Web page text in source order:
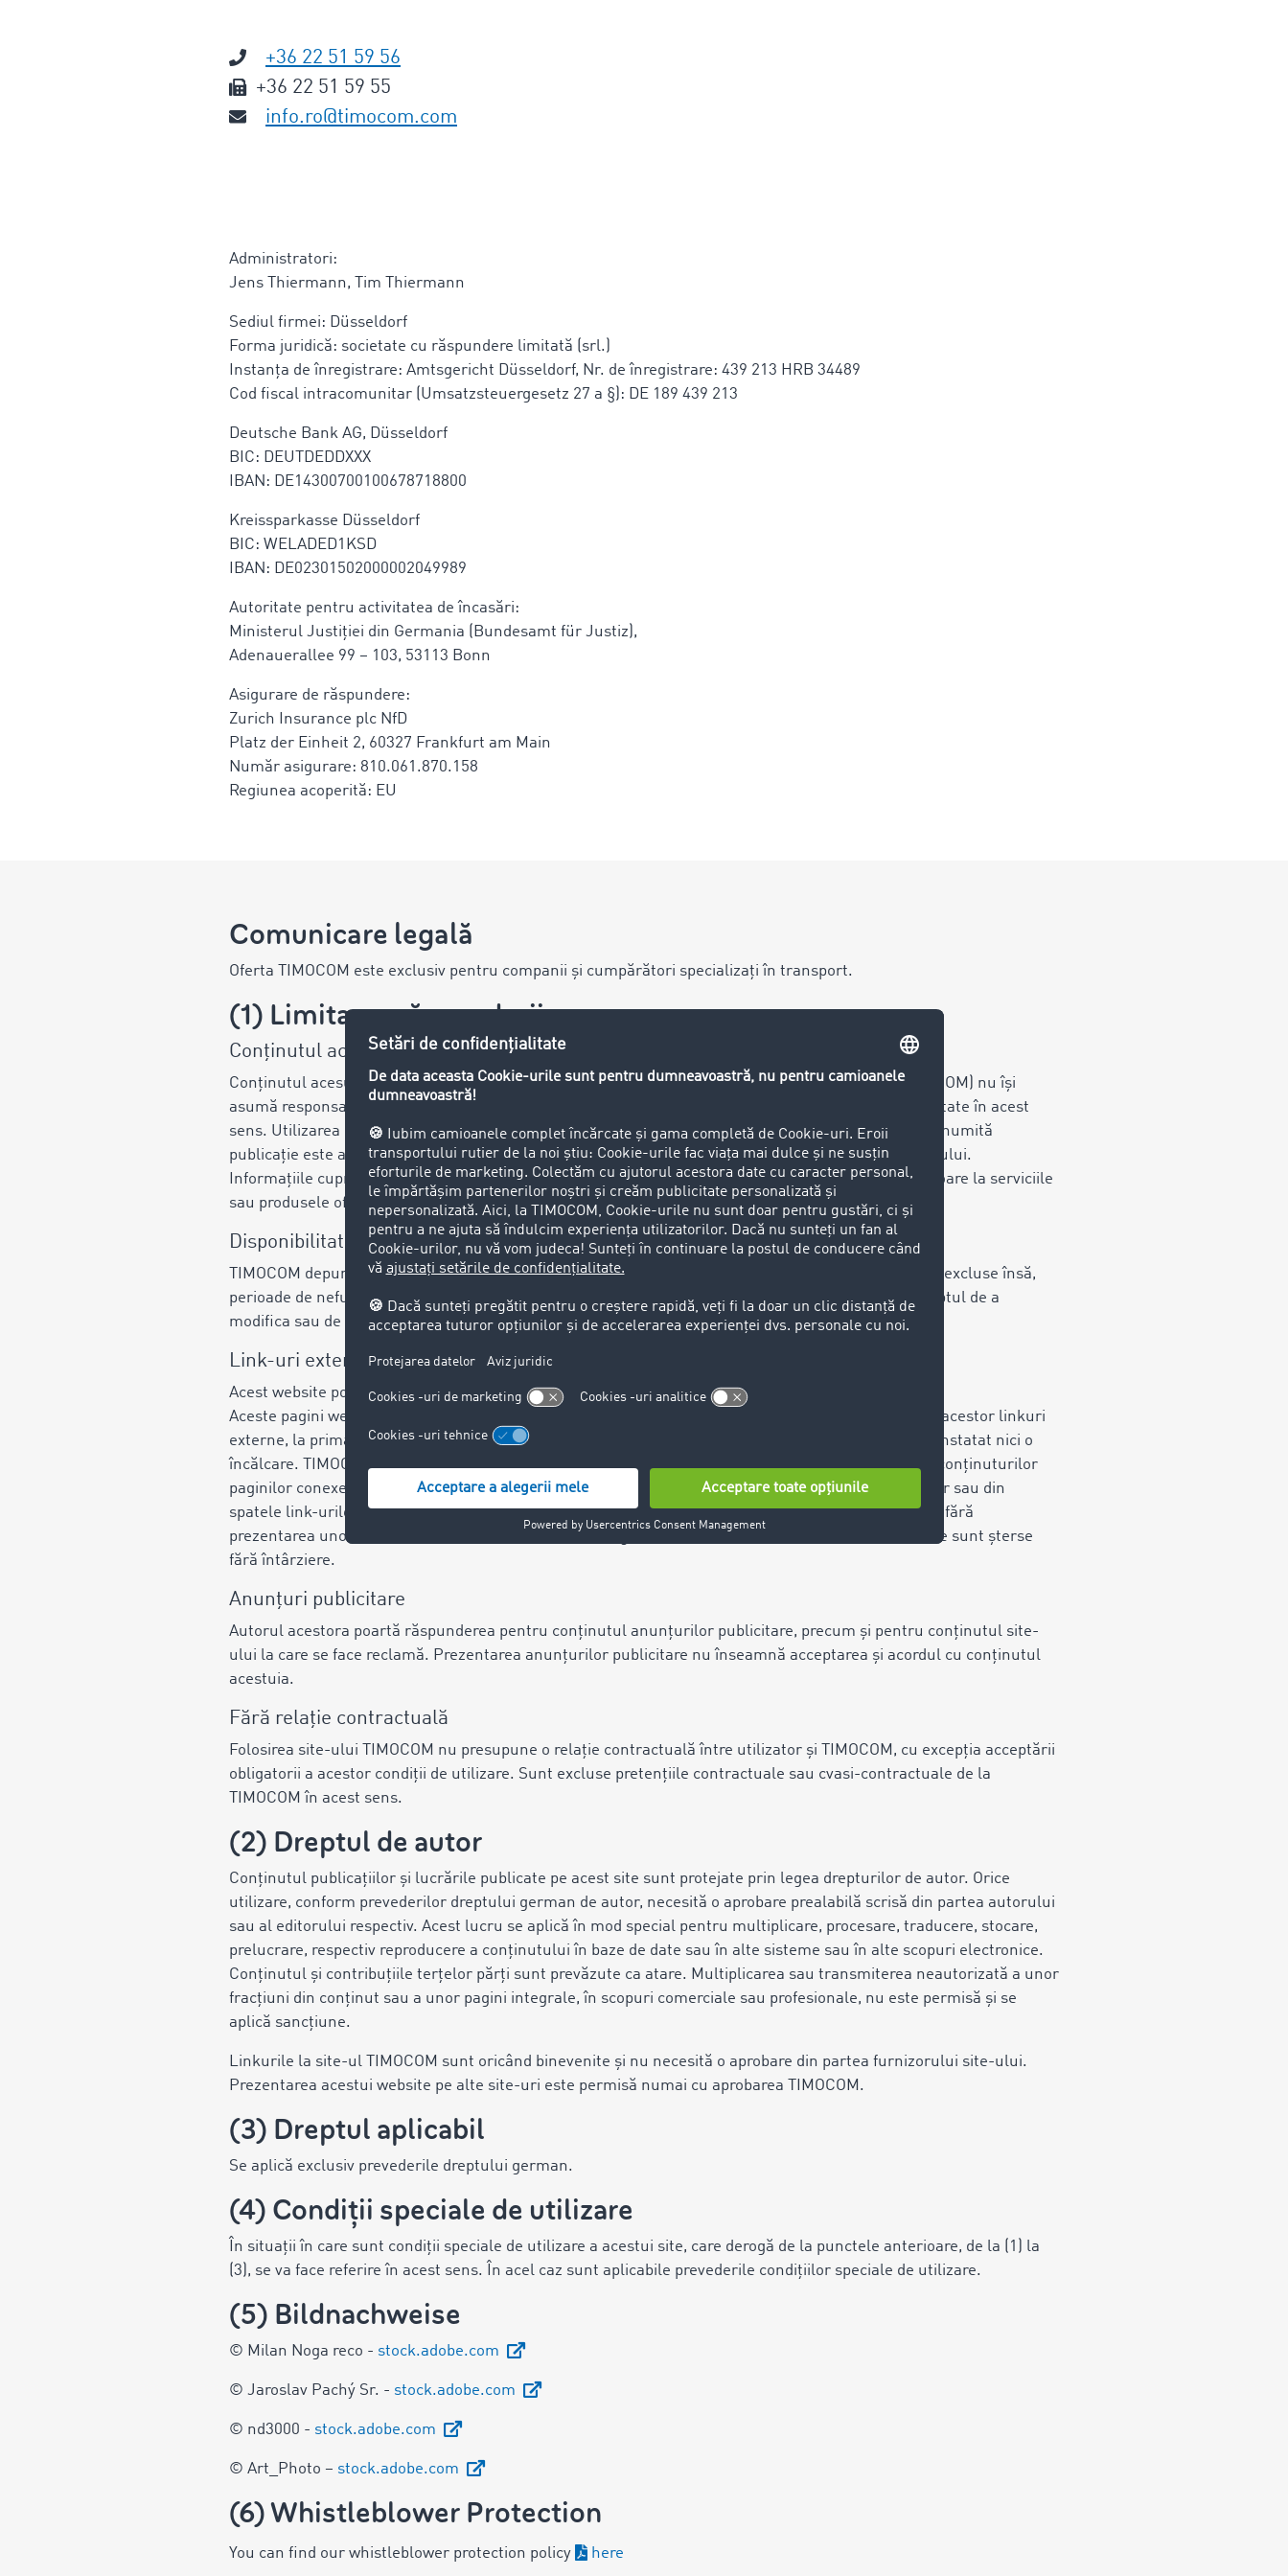
+36 22 51 59 56
+36 22 51 59 55
info.ro@timocom.com
Administratori:
Jens Thiermann, Tim Thiermann
Sediul firmei: Düsseldorf
Forma juridică: societate cu răspundere limitată (srl.)
Instanța de înregistrare: Amtsgericht Düsseldorf, Nr. de înregistrare: 439 213 HRB 34489
Cod fiscal intracomunitar (Umsatzsteuergesetz 27 a §): DE 189 439 213
Deutsche Bank AG, Düsseldorf
BIC: DEUTDEDDXXX
IBAN: DE14300700100678718800
Kreissparkasse Düsseldorf
BIC: WELADED1KSD
IBAN: DE02301502000002049989
Autoritate pentru activitatea de încasări:
Ministerul Justiției din Germania (Bundesamt für Justiz),
Adenauerallee 99 – 103, 53113 Bonn
Asigurare de răspundere:
Zurich Insurance plc NfD
Platz der Einheit 2, 60327 Frankfurt am Main
Număr asigurare: 810.061.870.158
Regiunea acoperită: EU
Comunicare legală
Oferta TIMOCOM este exclusiv pentru companii și cumpărători specializați în transport.
(1) Limitarea răspunderii
Conținutul acesui website
Conținutul acesui website este creat cu mare grijă. TIMOCOM GmbH (denumită în continuare TIMOCOM) nu își
asumă responsabilitatea pentru completitudinea, corectitudinea și actualitatea informațiilor prezentate în acest
sens. Utilizarea informațiilor accesibile se face pe risc propriu al utilizatorului. În cazul în care la o anumită
publicație este afișată și numele, aceasta redă părerea respectivului autor, și nu părerea TIMOCOM-ului.
Informațiile cuprinse în acest site nu oferă niciun fel de garanție, de asemenea nici implicite, referitoare la serviciile
sau produsele oferite de TIMOCOM.
Disponibilitatea website-lui
TIMOCOM depune toate eforturile ca serviciul să fie accesibil încontinuu și fără întreruperi. Nu sunt excluse însă,
perioade de nefuncționalitate, chiar în ciuda acestor eforturi consecvente. TIMOCOM își rezervă dreptul de a
modifica sau de a întrerupe oricând furnizarea serviciului.
Link-uri externe
Acest website poate conține linkuri către site-uri terțe.
Aceste pagini web cad sub responsabilitatea operatorului respectiv. TIMOCOM a verificat conținutul acestor linkuri
externe, la prima activare, dacă prezintă sau nu o încălcare a legii. La momentul respectiv nu s-a constatat nici o
încălcare. TIMOCOM însă, nu are nici o influență asupra configurației actuale și viitoare sau asupra conținuturilor
paginilor conexe. TIMOCOM nu își asumă responsabilitatea pentru conținutul din spatele referințelor sau din
spatele link-urilor externe. Aceste link-uri externe nu pot fi controlate permanent de către furnizor, fără
prezentarea unor indicii concrete în sensul încălcării legii. În acest caz însă, astfel de link-uri externe sunt șterse
fără întârziere.
Anunțuri publicitare
Autorul acestora poartă răspunderea pentru conținutul anunțurilor publicitare, precum și pentru conținutul site-
ului la care se face reclamă. Prezentarea anunțurilor publicitare nu înseamnă acceptarea și acordul cu conținutul
acestuia.
Fără relație contractuală
Folosirea site-ului TIMOCOM nu presupune o relație contractuală între utilizator și TIMOCOM, cu excepția acceptării
obligatorii a acestor condiții de utilizare. Sunt excluse pretențiile contractuale sau cvasi-contractuale de la
TIMOCOM în acest sens.
(2) Dreptul de autor
Conținutul publicațiilor și lucrările publicate pe acest site sunt protejate prin legea drepturilor de autor. Orice
utilizare, conform prevederilor dreptului german de autor, necesită o aprobare prealabilă scrisă din partea autorului
sau al editorului respectiv. Acest lucru se aplică în mod special pentru multiplicare, procesare, traducere, stocare,
prelucrare, respectiv reproducere a conținutului în baze de date sau în alte sisteme sau în alte scopuri electronice.
Conținutul și contribuțiile terțelor părți sunt prevăzute ca atare. Multiplicarea sau transmiterea neautorizată a unor
fracțiuni din conținut sau a unor pagini integrale, în scopuri comerciale sau profesionale, nu este permisă și se
aplică sancțiune.
Linkurile la site-ul TIMOCOM sunt oricând binevenite și nu necesită o aprobare din partea furnizorului site-ului.
Prezentarea acestui website pe alte site-uri este permisă numai cu aprobarea TIMOCOM.
(3) Dreptul aplicabil
Se aplică exclusiv prevederile dreptului german.
(4) Condiții speciale de utilizare
În situații în care sunt condiții speciale de utilizare a acestui site, care derogă de la punctele anterioare, de la (1) la
(3), se va face referire în acest sens. În acel caz sunt aplicabile prevederile condițiilor speciale de utilizare.
(5) Bildnachweise
© Milan Noga reco - stock.adobe.com
© Jaroslav Pachý Sr. - stock.adobe.com
© nd3000 - stock.adobe.com
© Art_Photo – stock.adobe.com
(6) Whistleblower Protection
You can find our whistleblower protection policy here